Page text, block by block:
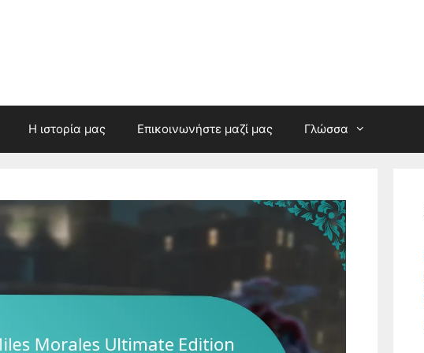
Η ιστορία μας Επικοινωνήστε μαζί μας Γλώσσα